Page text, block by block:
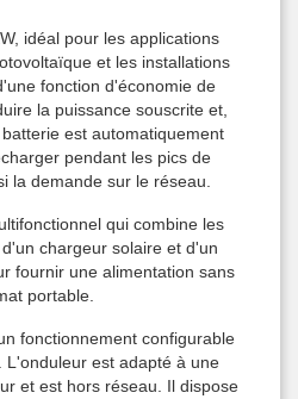
idéal pour les applications
et les installations
fonction d'économie de
la puissance souscrite et,
est automatiquement
pendant les pics de
la demande sur le réseau.
qui combine les
chargeur solaire et d'un
fournir une alimentation sans
portable.
fonctionnement configurable
L'onduleur est adapté à une
et est hors réseau. Il dispose